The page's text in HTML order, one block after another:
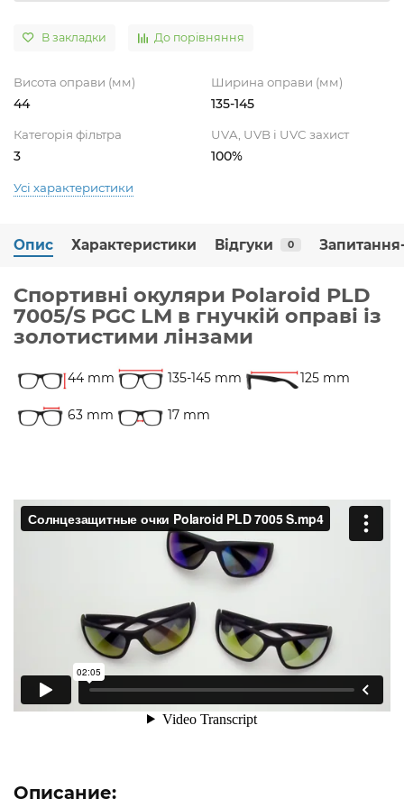
В закладки До порівняння
Висота оправи (мм)
44
Ширина оправи (мм)
135-145
Категорія фільтра
3
UVA, UVB і UVC захист
100%
Усі характеристики
Опис Характеристики Відгуки 0
Спортивні окуляри Polaroid PLD
7005/S PGC LM в гнучкій оправі із
золотистими лінзами
44 mm 135-145 mm 125 mm
63 mm 17 mm
Описание: